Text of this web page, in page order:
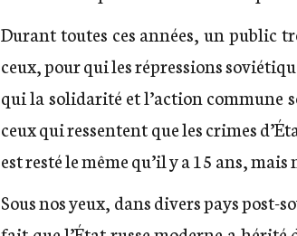
Durant toutes ces années, un public
ceux, pour qui les répressions
qui la solidarité et l’action commune
ceux qui ressentent que les crimes
est resté le même qu’il y a 15 ans,
Sous nos yeux, dans divers pays